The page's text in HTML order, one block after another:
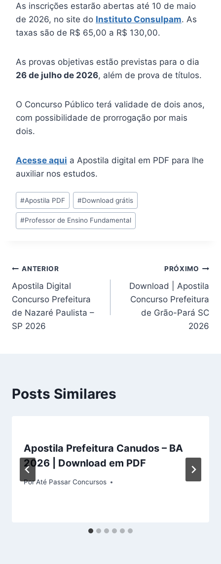
As inscrições estarão abertas até 10 de maio
de 2026, no site do Instituto Consulpam. As
taxas são de R$ 65,00 a R$ 130,00.
As provas objetivas estão previstas para o dia
26 de julho de 2026, além de prova de títulos.
O Concurso Público terá validade de dois anos,
com possibilidade de prorrogação por mais
dois.
Acesse aqui a Apostila digital em PDF para lhe
auxiliar nos estudos.
Tags
do
Post:
#Apostila PDF #Download grátis
#Professor de Ensino Fundamental
Navegação
de
Post
ANTERIOR
Apostila Digital
Concurso Prefeitura
de Nazaré Paulista –
SP 2026
PRÓXIMO
Download | Apostila
Concurso Prefeitura
de Grão-Pará SC
2026
Posts Similares
Apostila Prefeitura Canudos – BA
2026 | Download em PDF
PorAté Passar Concursos